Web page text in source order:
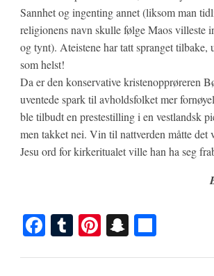
Sannhet og ingenting annet (liksom man
religionens navn skulle følge Maos villeste
og tynt). Ateistene har tatt spranget tilbake,
som helst!
Da er den konservative kristenopprøreren
uventede spark til avholdsfolket mer
ble tilbudt en prestestilling i en vestlandsk
men takket nei. Vin til nattverden måtte
Jesu ord for kirkeritualet ville han ha seg
Fa T Pi S S